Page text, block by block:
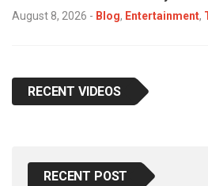
August 8, 2026 - Blog, Entertainment,
RECENT VIDEOS
RECENT POST